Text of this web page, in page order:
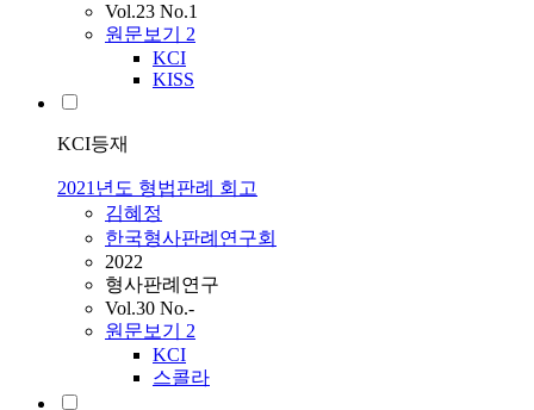
Vol.23 No.1
원문보기 2
KCI
KISS
KCI등재
2021년도 형법판례 회고
김혜정
한국형사판례연구회
2022
형사판례연구
Vol.30 No.-
원문보기 2
KCI
스콜라